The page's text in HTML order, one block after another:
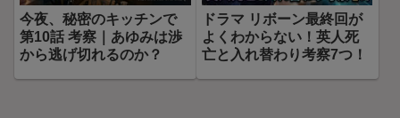
今夜、秘密のキッチンで
第10話 考察｜あゆみは渉
から逃げ切れるのか？
ドラマ リボーン最終回が
よくわからない！英人死
亡と入れ替わり考察7つ！